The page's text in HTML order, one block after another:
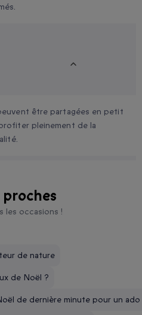
être partagées en petit
pleinement de la
proches
les occasions !
de nature
de Noël ?
de dernière minute pour un ado